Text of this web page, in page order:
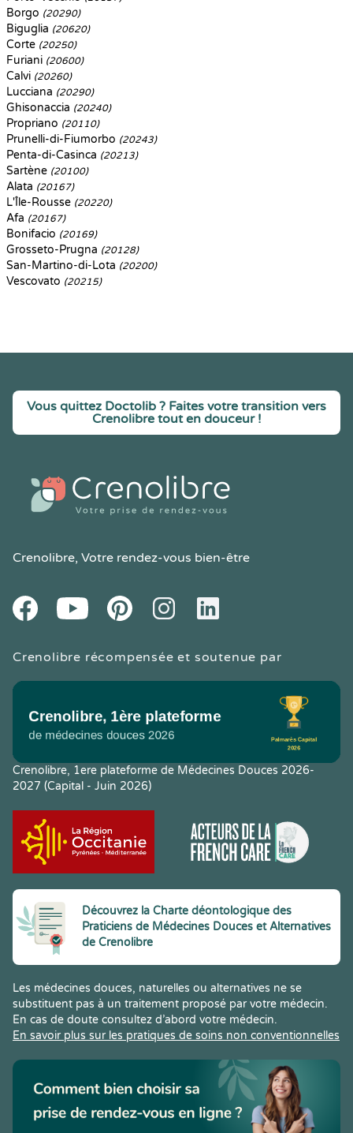
Borgo (20290)
Biguglia (20620)
Corte (20250)
Furiani (20600)
Calvi (20260)
Lucciana (20290)
Ghisonaccia (20240)
Propriano (20110)
Prunelli-di-Fiumorbo (20243)
Penta-di-Casinca (20213)
Sartène (20100)
Alata (20167)
L'Île-Rousse (20220)
Afa (20167)
Bonifacio (20169)
Grosseto-Prugna (20128)
San-Martino-di-Lota (20200)
Vescovato (20215)
Vous quittez Doctolib ? Faites votre transition vers
Crenolibre tout en douceur !
Crenolibre, Votre rendez-vous bien-être
FacebookYoutube PinteresetInstagramLinkedIn
Crenolibre récompensée et soutenue par
Crenolibre, 1ere plateforme de Médecines Douces 2026-
2027 (Capital - Juin 2026)
Découvrez la Charte déontologique des
Praticiens de Médecines Douces et Alternatives
de Crenolibre
Les médecines douces, naturelles ou alternatives ne se
substituent pas à un traitement proposé par votre médecin.
En cas de doute consultez d’abord votre médecin.
En savoir plus sur les pratiques de soins non conventionnelles